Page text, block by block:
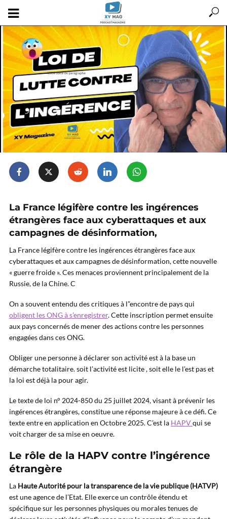
La France légifère contre les ingérences
étrangères face aux cyberattaques et aux
campagnes de désinformation,
La France légifère contre les ingérences étrangères face aux
cyberattaques et aux campagnes de désinformation, cette nouvelle
« guerre froide ». Ces menaces proviennent principalement de la
Russie, de la Chine. C
On a souvent entendu des critiques à l”encontre de pays qui
obligent les ONG à s’enregistrer. Cette inscription permet ensuite
aux pays concernés de mener des actions contre les personnes
engagées dans ces ONG.
Obliger une personne à déclarer son activité est à la base un
démarche totalitaire. soit l’activité est licite , soit elle le l’est pas et
la loi est déjà la pour agir.
Le texte de loi n° 2024-850 du 25 juillet 2024, visant à prévenir les
ingérences étrangères, constitue une réponse majeure à ce défi. Ce
texte entre en application en Octobre 2025. C’est la HAPVqui se
voit charger de sa mise en oeuvre.
Le rôle de la HAPV contre l’ingérence
étrangère
La Haute Autorité pour la transparence de la vie publique (HATVP)
est une agence de l’Etat. Elle exerce un contrôle étendu et
spécifique sur les personnes physiques ou morales tenues de